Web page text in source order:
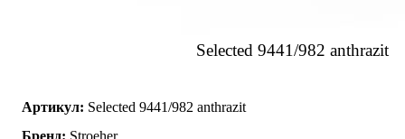
Selected 9441/982 anthrazit
Артикул: Selected 9441/982 anthrazit
Бренд: Stroeher